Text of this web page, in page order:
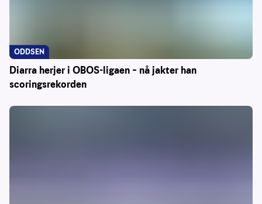
Diarra herjer i OBOS-ligaen – nå jakter han
scoringsrekorden
ODDSEN